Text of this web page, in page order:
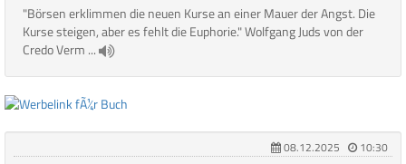
"Börsen erklimmen die neuen Kurse an einer Mauer der Angst. Die
Kurse steigen, aber es fehlt die Euphorie." Wolfgang Juds von der
Credo Verm ...
08.12.2025
10:30